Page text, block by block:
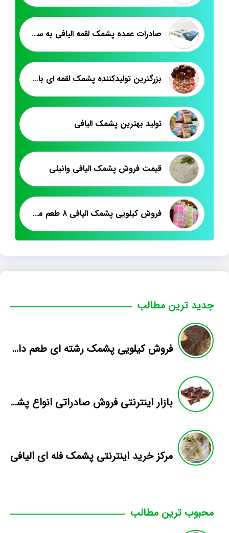
صادرات عمده پشمک لقمه الیافی به سوریه
بزرگترین تولیدکننده پشمک لقمه ای با روکش کاکائویی
تولید بهترین پشمک الیافی
قیمت فروش پشمک الیافی وانیلی
فروش کیلویی پشمک الیافی ۸ طعم میوه ای
جدید ترین مطالب
فروش کیلویی پشمک رشته ای طعم دار میوه
بازار اینترنتی فروش صادراتی انواع پشمک الیافی/شکلاتی
مرکز خرید اینترنتی پشمک فله ای الیافی
محبوب ترین مطالب